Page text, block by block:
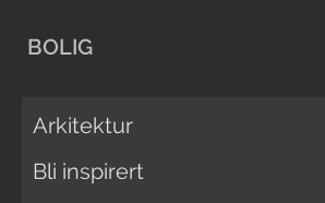
BOLIG
Arkitektur
Bli inspirert